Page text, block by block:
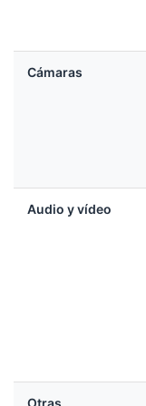
Cámaras
Audio y vídeo
Otras